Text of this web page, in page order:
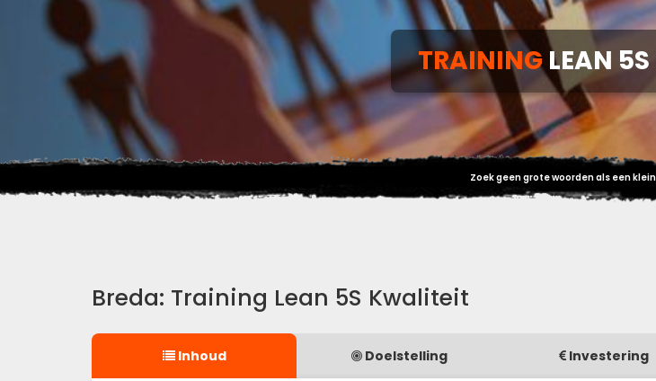
TRAININGLEAN
Zoek geen grote woorden als een
Breda: Training Lean 5S Kwaliteit
Inhoud Doelstelling Investering